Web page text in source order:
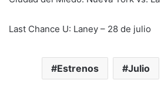
Last Chance U: Laney – 28 de julio
Estrenos Julio